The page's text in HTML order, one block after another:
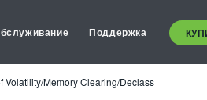
Поддержка
Volatility/Memory Clearing/Declass